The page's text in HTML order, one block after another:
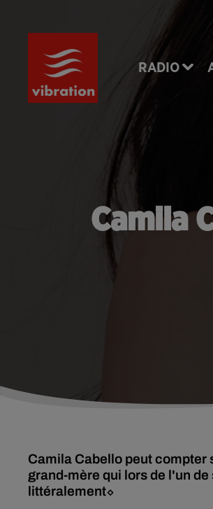
RADIO
Camila
Camila Cabello peut compter
grand-mère qui lors de l'un
littéralement⬦